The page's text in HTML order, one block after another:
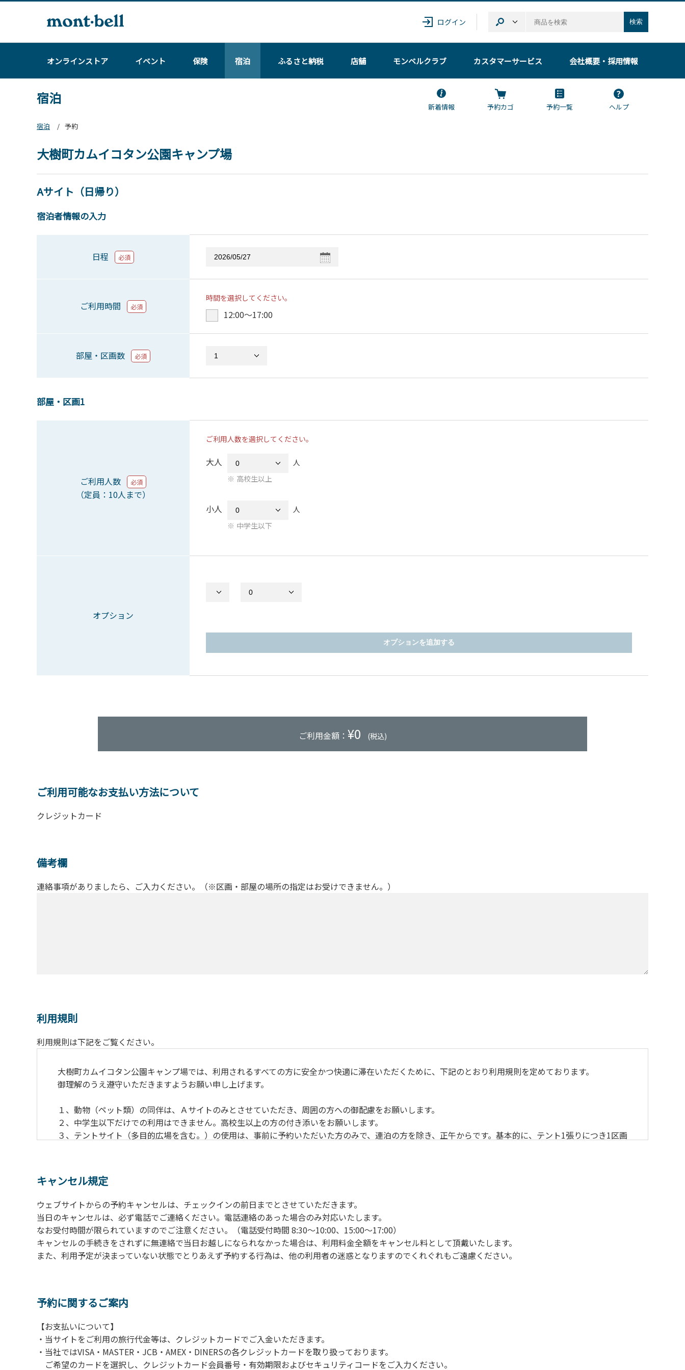
ログイン 検索
オンラインストア イベント 保険 宿泊 ふるさと納税 店舗 モンベルクラブ カスタマーサービス 会社概要・採用情報
宿泊
新着情報 予約カゴ 予約一覧
ヘルプ
宿泊
予約
大樹町カムイコタン公園キャンプ場
Aサイト（日帰り）
宿泊者情報の入力
日程 必須
ご利用時間 必須
時間を選択してください。
12:00〜17:00
部屋・区画数 必須
部屋・区画1
ご利用人数 必須
（定員：10人まで）
ご利用人数を選択してください。
大人
人
高校生以上
小人
人
中学生以下
オプション
オプションを追加する
ご利用金額： ¥0 (税込)
ご利用可能なお支払い方法について
クレジットカード
備考欄
連絡事項がありましたら、ご入力ください。（※区画・部屋の場所の指定はお受けできません。）
利用規則
利用規則は下記をご覧ください。
大樹町カムイコタン公園キャンプ場では、利用されるすべての方に安全かつ快適に滞在いただくために、下記のとおり利用規則を定めております。
御理解のうえ遵守いただきますようお願い申し上げます。
１、動物（ペット類）の同伴は、Ａサイトのみとさせていただき、周囲の方への御配慮をお願いします。
２、中学生以下だけでの利用はできません。高校生以上の方の付き添いをお願いします。
３、テントサイト（多目的広場を含む。）の使用は、事前に予約いただいた方のみで、連泊の方を除き、正午からです。基本的に、テント1張りにつき1区画
４、車両は、荷物の積み下ろし時以外は、駐車場にとめてください。
５、チェックアウトは、午前10時まで（日帰り使用の場合は午後5時まで）です。チェックインの手続きを行っていない方や使用人数が増えた場合は、必ず
手続きを行ってください。
６、ゴミは分別されたもののみ回収します。午前8時30分から午前10時までの間にゴミステーションに出してください。日帰り使用の方及び午前７時30分前
にチェックアウトする方は、お持ち帰りをお願いします。
【禁止事項】
カラオケ、発電機、地面での直火による焚き火、キャンプファイヤー、打ち上げ式花火、テントサウナの設置
当キャンプ場のそばを流れる歴舟川は、上流で雨が降ると短時間で増水し、川原で遊んでいると大変危険な状態になりやすく、過去にも増水により人が流
（１）川原にテントやタープを張らない。
（２）雨が降ったときは川原で遊ばない。
（３）カムイコタン公園キャンプ場で雨が降らなくても、上流で雨が降り急に増水することがあるので、水の濁りに注意し、濁り始めたときには直ちに川原
での遊びを中止する。
キャンセル規定
ウェブサイトからの予約キャンセルは、チェックインの前日までとさせていただきます。
当日のキャンセルは、必ず電話でご連絡ください。電話連絡のあった場合のみ対応いたします。
なお受付時間が限られていますのでご注意ください。（電話受付時間 8:30～10:00、15:00～17:00）
キャンセルの手続きをされずに無連絡で当日お越しになられなかった場合は、利用料金全額をキャンセル料として頂戴いたします。
また、利用予定が決まっていない状態でとりあえず予約する行為は、他の利用者の迷惑となりますのでくれぐれもご遠慮ください。
予約に関するご案内
【お支払いについて】
・当サイトをご利用の旅行代金等は、クレジットカードでご入金いただきます。
・当社ではVISA・MASTER・JCB・AMEX・DINERSの各クレジットカードを取り扱っております。
ご希望のカードを選択し、クレジットカード会員番号・有効期限およびセキュリティコードをご入力ください。